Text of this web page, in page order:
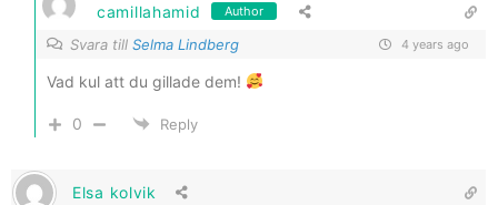
camillahamid Author
Svara till Selma Lindberg 4 years ago
Vad kul att du gillade dem!
0 Reply
Elsa kolvik